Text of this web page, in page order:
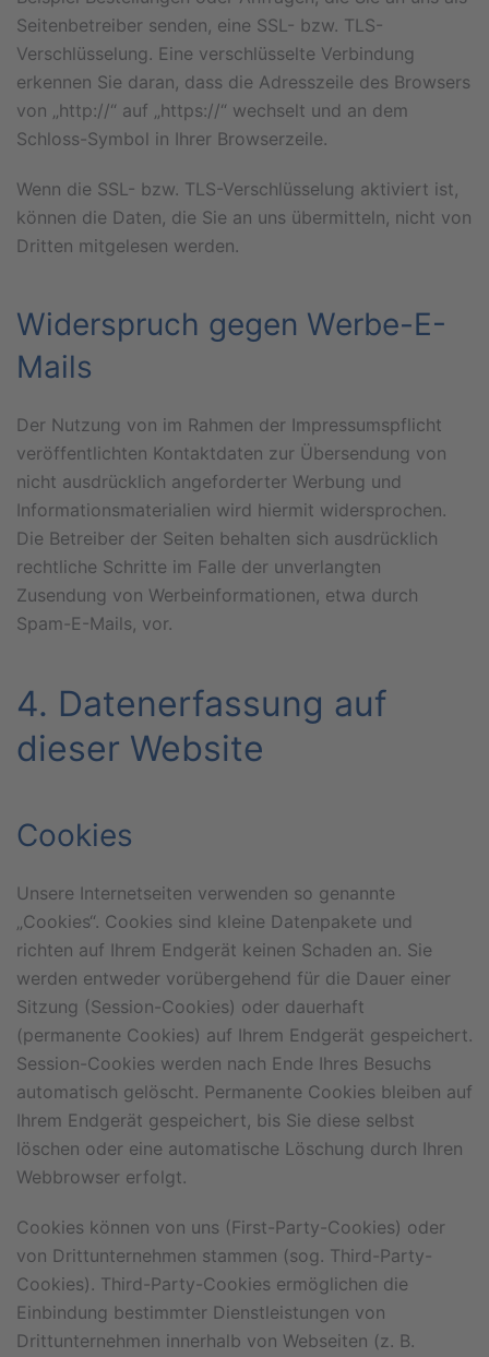
Seitenbetreiber senden, eine SSL- bzw. TLS-
Verschlüsselung. Eine verschlüsselte Verbindung
erkennen Sie daran, dass die Adresszeile des Browsers
von „http://“ auf „https://“ wechselt und an dem
Schloss-Symbol in Ihrer Browserzeile.
Wenn die SSL- bzw. TLS-Verschlüsselung aktiviert ist,
können die Daten, die Sie an uns übermitteln, nicht von
Dritten mitgelesen werden.
Widerspruch gegen Werbe-E-
Mails
Der Nutzung von im Rahmen der Impressumspflicht
veröffentlichten Kontaktdaten zur Übersendung von
nicht ausdrücklich angeforderter Werbung und
Informationsmaterialien wird hiermit widersprochen.
Die Betreiber der Seiten behalten sich ausdrücklich
rechtliche Schritte im Falle der unverlangten
Zusendung von Werbeinformationen, etwa durch
Spam-E-Mails, vor.
4. Datenerfassung auf
dieser Website
Cookies
Unsere Internetseiten verwenden so genannte
„Cookies“. Cookies sind kleine Datenpakete und
richten auf Ihrem Endgerät keinen Schaden an. Sie
werden entweder vorübergehend für die Dauer einer
Sitzung (Session-Cookies) oder dauerhaft
(permanente Cookies) auf Ihrem Endgerät gespeichert.
Session-Cookies werden nach Ende Ihres Besuchs
automatisch gelöscht. Permanente Cookies bleiben auf
Ihrem Endgerät gespeichert, bis Sie diese selbst
löschen oder eine automatische Löschung durch Ihren
Webbrowser erfolgt.
Cookies können von uns (First-Party-Cookies) oder
von Drittunternehmen stammen (sog. Third-Party-
Cookies). Third-Party-Cookies ermöglichen die
Einbindung bestimmter Dienstleistungen von
Drittunternehmen innerhalb von Webseiten (z. B.